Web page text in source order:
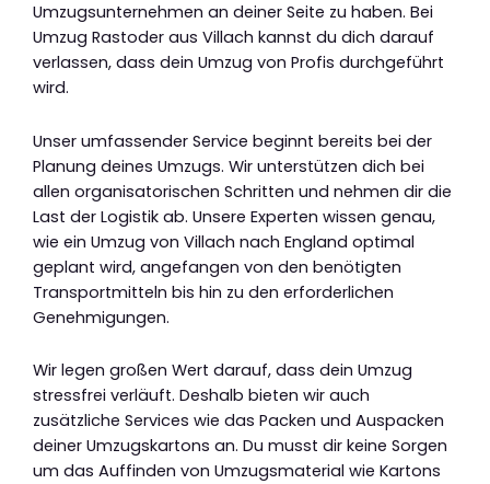
Umzugsunternehmen an deiner Seite zu haben. Bei
Umzug Rastoder aus Villach kannst du dich darauf
verlassen, dass dein Umzug von Profis durchgeführt
wird.
Unser umfassender Service beginnt bereits bei der
Planung deines Umzugs. Wir unterstützen dich bei
allen organisatorischen Schritten und nehmen dir die
Last der Logistik ab. Unsere Experten wissen genau,
wie ein Umzug von Villach nach England optimal
geplant wird, angefangen von den benötigten
Transportmitteln bis hin zu den erforderlichen
Genehmigungen.
Wir legen großen Wert darauf, dass dein Umzug
stressfrei verläuft. Deshalb bieten wir auch
zusätzliche Services wie das Packen und Auspacken
deiner Umzugskartons an. Du musst dir keine Sorgen
um das Auffinden von Umzugsmaterial wie Kartons